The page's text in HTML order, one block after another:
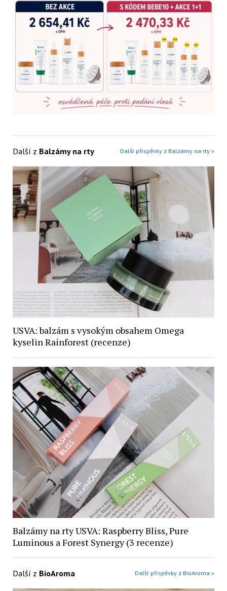
Další z Balzámy na rty Další příspěvky z Balzámy na rty »
USVA: balzám s vysokým obsahem Omega
kyselin Rainforest (recenze)
Balzámy na rty USVA: Raspberry Bliss, Pure
Luminous a Forest Synergy (3 recenze)
Další z BioAroma Další příspěvky z BioAroma »